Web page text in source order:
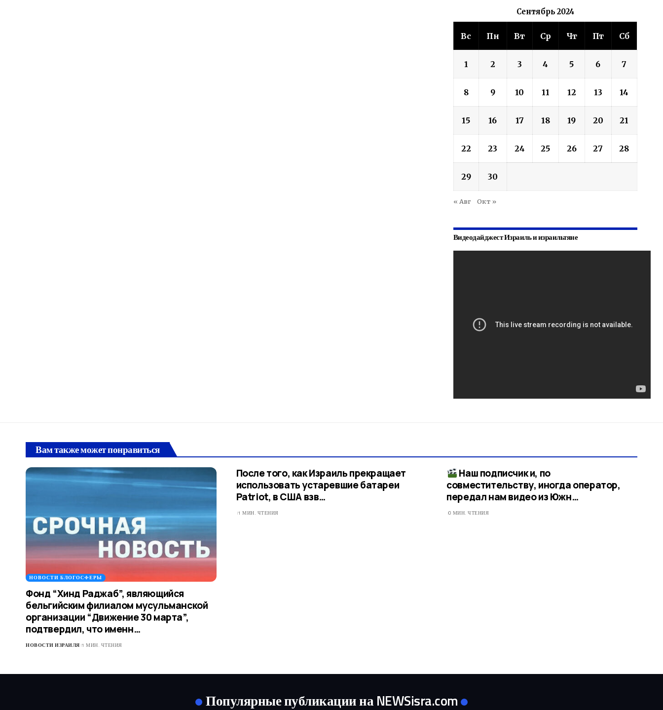
Сентябрь 2024
Вс Пн Вт Ср Чт Пт Сб
1 2 3 4 5 6 7
8 9 10 11 12 13 14
15 16 17 18 19 20 21
22 23 24 25 26 27 28
29 30
« Авг Окт »
Видеодайджест Израиль и израильтяне
Вам также может понравиться
НОВОСТИ БЛОГОСФЕРЫ
Фонд “Хинд Раджаб”, являющийся
бельгийским филиалом мусульманской
организации “Движение 30 марта”,
подтвердил, что именн…
НОВОСТИ ИЗРАИЛЯ 1 МИН. ЧТЕНИЯ
После того, как Израиль прекращает
использовать устаревшие батареи
Patriot, в США взв…
1 МИН. ЧТЕНИЯ
Наш подписчик и, по
совместительству, иногда оператор,
передал нам видео из Южн…
0 МИН. ЧТЕНИЯ
Популярные публикации на NEWSisra.com